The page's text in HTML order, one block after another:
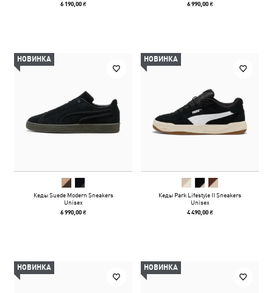
6 190,00 ₴ 6 990,00 ₴
НОВИНКА
Кеды Suede Modern Sneakers
Unisex
6 990,00 ₴
НОВИНКА
Кеды Park Lifestyle II Sneakers
Unisex
4 490,00 ₴
НОВИНКА НОВИНКА